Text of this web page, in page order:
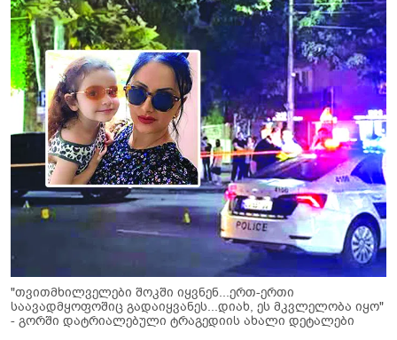
"თვითმხილველები შოკში იყვნენ...ერთ-ერთი
საავადმყოფოშიც გადაიყვანეს...დიახ, ეს მკვლელობა იყო"
- გორში დატრიალებული ტრაგედიის ახალი დეტალები